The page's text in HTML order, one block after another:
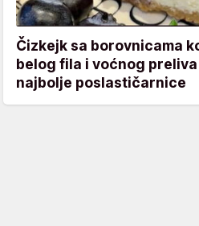
Čizkejk sa borovnicama
belog fila i voćnog
najbolje poslastičarnice